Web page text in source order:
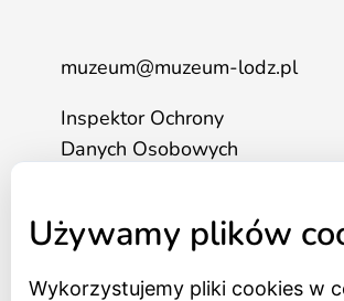
muzeum@muzeum-lodz.pl
Inspektor Ochrony
Danych Osobowych
Strona główna
Używamy plików
Wykorzystujemy pliki cookies w